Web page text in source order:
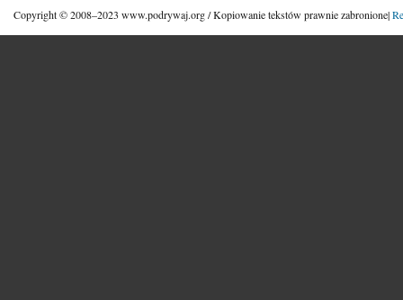
Copyright © 2008–2023 www.podrywaj.org / Kopiowanie tekstów prawnie zabronione|